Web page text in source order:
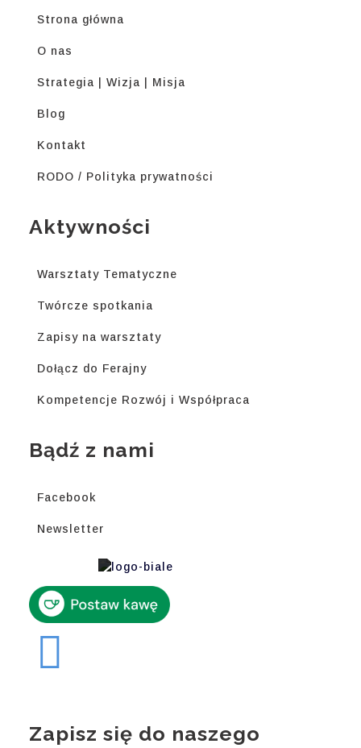
Strona główna
O nas
Strategia | Wizja | Misja
Blog
Kontakt
RODO / Polityka prywatności
Aktywności
Warsztaty Tematyczne
Twórcze spotkania
Zapisy na warsztaty
Dołącz do Ferajny
Kompetencje Rozwój i Współpraca
Bądź z nami
Facebook
Newsletter
Zapisz się do naszego